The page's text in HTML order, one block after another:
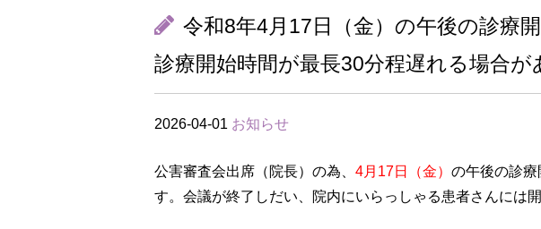
令和8年4月17日（金）の午後の診
診療開始時間が最長30分程遅れる場合が
2026-04-01 お知らせ
公害審査会出席（院長）の為、 4月17日（金） の午後の診療
す。会議が終了しだい、院内にいらっしゃる患者さんには